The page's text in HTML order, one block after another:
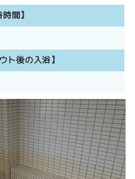
時間】
ト後の入浴】